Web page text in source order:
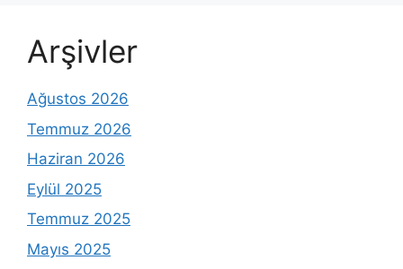
Arşivler
Ağustos 2026
Temmuz 2026
Haziran 2026
Eylül 2025
Temmuz 2025
Mayıs 2025